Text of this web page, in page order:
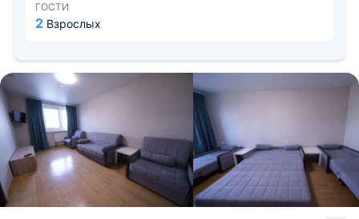
ресторан «Osteria Mario».
Разнообразить путешествие позволят
«Театр кукол Огниво», «Петрушкина Слобода», «Театр
драмы и комедии ФЭСТ». Расстояние до аэропорта
Шереметьево составляет 22 км, до железнодорожного
вокзала Мытищи - 0. 3 км.
ГОСТИ
2 Взрослых